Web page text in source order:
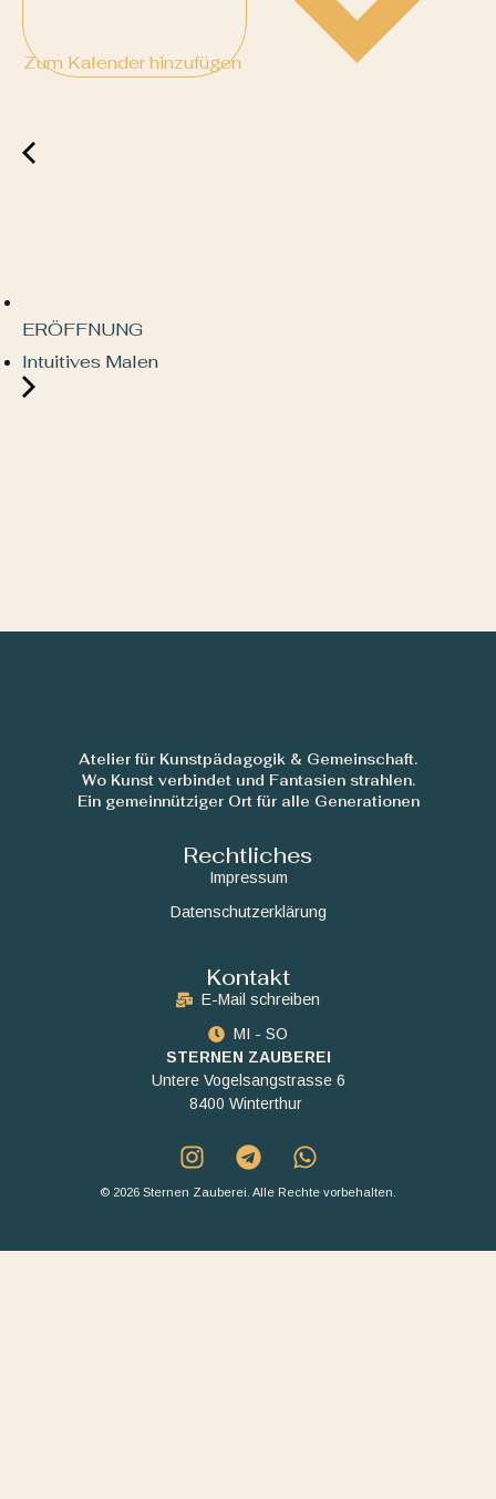
Zum Kalender hinzufügen
ERÖFFNUNG
Intuitives Malen
Atelier für Kunstpädagogik & Gemeinschaft.
Wo Kunst verbindet und Fantasien strahlen.
Ein gemeinnütziger Ort für alle Generationen
Rechtliches
Impressum
Datenschutzerklärung
Kontakt
E-Mail schreiben
MI - SO
STERNEN ZAUBEREI
Untere Vogelsangstrasse 6
8400 Winterthur
© 2026 Sternen Zauberei. Alle Rechte vorbehalten.